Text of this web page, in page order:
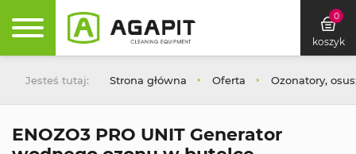
0
koszyk
Jesteś tutaj: Strona główna Oferta Ozonatory,
ENOZO3 PRO UNIT Generator